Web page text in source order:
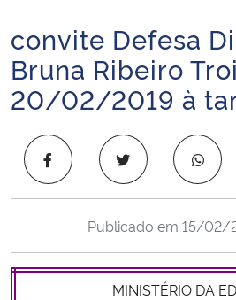
Ministério da Infraestrutura
Ministério da Agricultura, Pecuária e
Ministério da Cidadania
Início do conteúdo
convite Defesa
Bruna Ribeiro
20/02/2019 à
Publicado em 15/02/
MINISTÉRIO DA